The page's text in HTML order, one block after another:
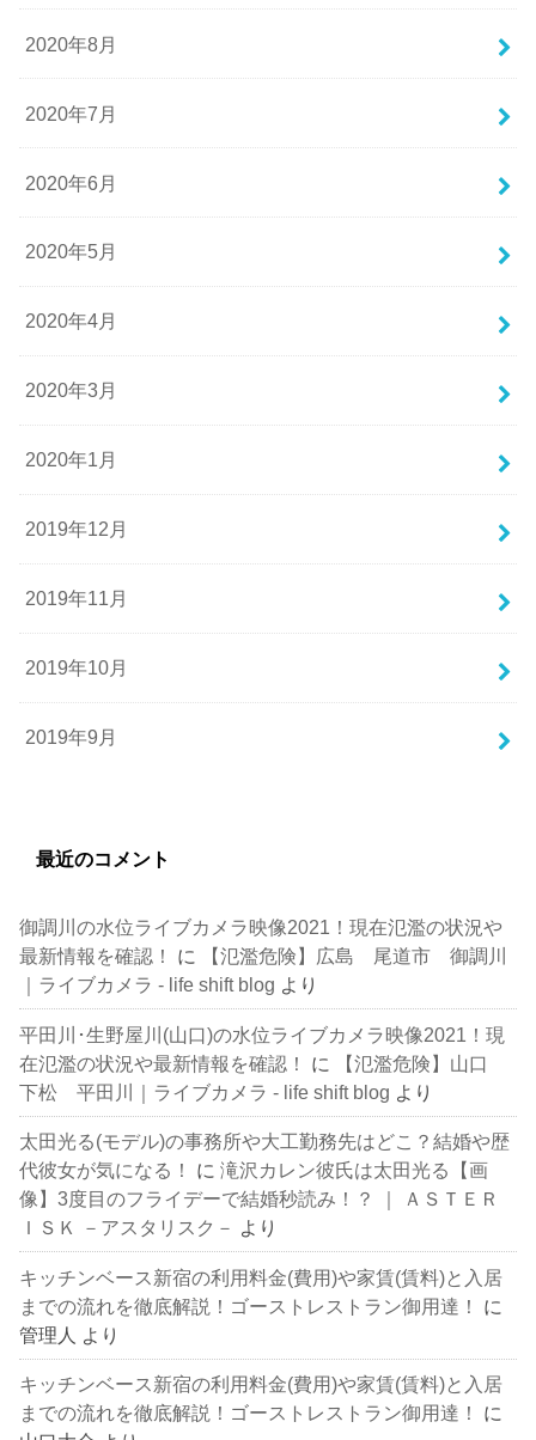
2020年8月
2020年7月
2020年6月
2020年5月
2020年4月
2020年3月
2020年1月
2019年12月
2019年11月
2019年10月
2019年9月
最近のコメント
御調川の水位ライブカメラ映像2021！現在氾濫の状況や
最新情報を確認！
に
【氾濫危険】広島 尾道市 御調川
｜ライブカメラ - life shift blog より
平田川･生野屋川(山口)の水位ライブカメラ映像2021！現
在氾濫の状況や最新情報を確認！
に
【氾濫危険】山口
下松 平田川｜ライブカメラ - life shift blog より
太田光る(モデル)の事務所や大工勤務先はどこ？結婚や歴
代彼女が気になる！
に滝沢カレン彼氏は太田光る【画
像】3度目のフライデーで結婚秒読み！？ ｜ ＡＳＴＥＲ
ＩＳＫ －アスタリスク－ より
キッチンベース新宿の利用料金(費用)や家賃(賃料)と入居
までの流れを徹底解説！ゴーストレストラン御用達！
に
管理人 より
キッチンベース新宿の利用料金(費用)や家賃(賃料)と入居
までの流れを徹底解説！ゴーストレストラン御用達！
に